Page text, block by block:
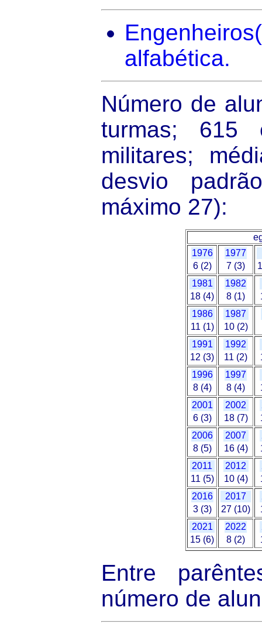
alfabética.
Número de
turmas; 615
militares;
desvio
máximo 27):
1976
6 (2)
1977
7 (3)
1981
18 (4)
1982
8 (1)
1986
11 (1)
1987
10 (2)
1991
12 (3)
1992
11 (2)
1996
8 (4)
1997
8 (4)
2001
6 (3)
2002
18 (7)
2006
8 (5)
2007
16 (4)
2011
11 (5)
2012
10 (4)
2016
3 (3)
2017
27 (10)
2021
15 (6)
2022
8 (2)
Entre
número de